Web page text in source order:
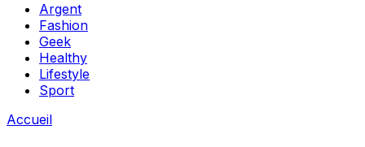
Argent
Fashion
Geek
Healthy
Lifestyle
Sport
Accueil